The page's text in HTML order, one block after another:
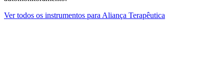
Ver todos os instrumentos para Aliança Terapêutica